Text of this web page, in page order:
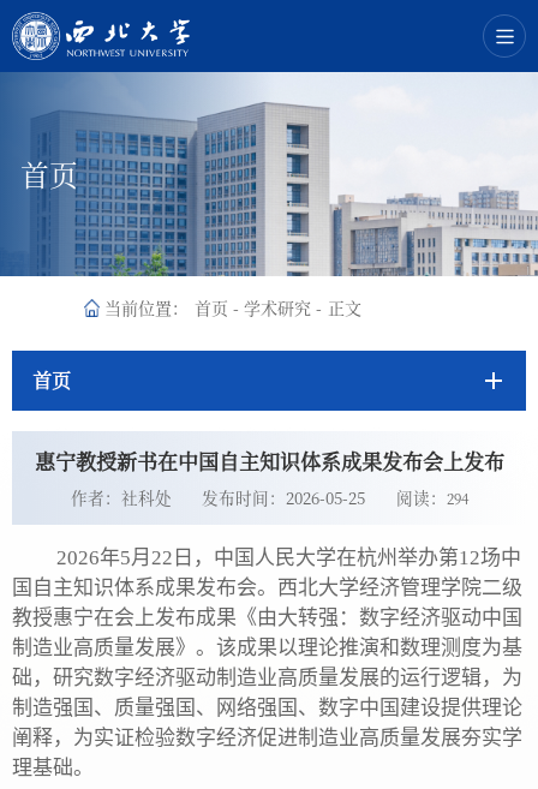
首页
当前位置： 首页 - 学术研究 - 正文
首页
惠宁教授新书在中国自主知识体系成果发布会上发布
作者：社科处 发布时间：2026-05-25 阅读： 294
2026年5月22日，中国人民大学在杭州举办第12场中
国自主知识体系成果发布会。 西北大学经济管理学院二级
教授惠宁在会上发布成果《由大转强：数字经济驱动中国
制造业高质量发展》。该成果以理论推演和数理测度为基
础，研究数字经济驱动制造业高质量发展的运行逻辑，为
制造强国、质量强国、网络强国、数字中国建设提供理论
阐释，为实证检验数字经济促进制造业高质量发展夯实学
理基础。